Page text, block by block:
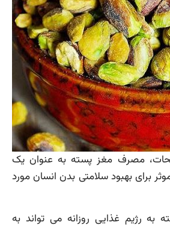
مصرف مغز پسته به عنوان یک
برای بهبود سلامتی بدن انسان مورد
به رژیم غذایی روزانه می تواند به